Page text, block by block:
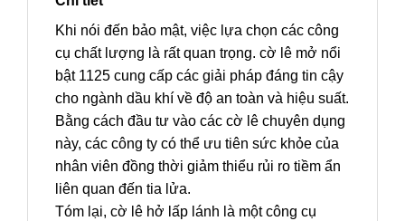
Khi nói đến bảo mật, việc lựa chọn các công
cụ chất lượng là rất quan trọng. cờ lê mở nổi
bật 1125 cung cấp các giải pháp đáng tin cậy
cho ngành dầu khí về độ an toàn và hiệu suất.
Bằng cách đầu tư vào các cờ lê chuyên dụng
này, các công ty có thể ưu tiên sức khỏe của
nhân viên đồng thời giảm thiểu rủi ro tiềm ẩn
liên quan đến tia lửa.
Tóm lại, cờ lê hở lấp lánh là một công cụ